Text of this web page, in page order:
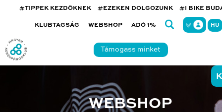
#TIPPEK KEZDŐKNEK #EZEKEN DOLGOZUNK #I BIKE
KLUBTAGSÁG WEBSHOP ADÓ 1% HU
Támogass minket
WEBSHOP